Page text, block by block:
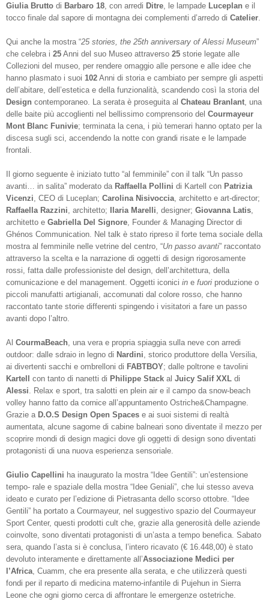
Giulia Brutto di Barbaro 18, con arredi Ditre, le lampade Luceplan e il
tocco finale dal sapore di montagna dei complementi d’arredo di Catelier.
Qui anche la mostra “25 stories, the 25th anniversary of Alessi Museum”
che celebra i 25 Anni del suo Museo attraverso 25 storie legate alle
Collezioni del museo, per rendere omaggio alle persone e alle idee che
hanno plasmato i suoi 102 Anni di storia e cambiato per sempre gli aspetti
dell’abitare, dell’estetica e della funzionalità, scandendo così la storia del
Design contemporaneo. La serata è proseguita al Chateau Branlant, una
delle baite più accoglienti nel bellissimo comprensorio del Courmayeur
Mont Blanc Funivie; terminata la cena, i più temerari hanno optato per la
discesa sugli sci, accendendo la notte con grandi risate e le lampade
frontali.
Il giorno seguente è iniziato tutto “al femminile” con il talk “Un passo
avanti… in salita” moderato da Raffaella Pollini di Kartell con Patrizia
Vicenzi, CEO di Luceplan; Carolina Nisivoccia, architetto e art-director;
Raffaella Razzini, architetto; Ilaria Marelli, designer; Giovanna Latis,
architetto e Gabriella Del Signore, Founder & Managing Director di
Ghénos Communication. Nel talk è stato ripreso il forte tema sociale della
mostra al femminile nelle vetrine del centro, “Un passo avanti” raccontato
attraverso la scelta e la narrazione di oggetti di design rigorosamente
rossi, fatta dalle professioniste del design, dell’architettura, della
comunicazione e del management. Oggetti iconici in e fuori produzione o
piccoli manufatti artigianali, accomunati dal colore rosso, che hanno
raccontato tante storie differenti spingendo i visitatori a fare un passo
avanti dopo l’altro.
Al CourmaBeach, una vera e propria spiaggia sulla neve con arredi
outdoor: dalle sdraio in legno di Nardini, storico produttore della Versilia,
ai divertenti sacchi e ombrelloni di FABTBOY; dalle poltrone e tavolini
Kartell
con tanto di nanetti di Philippe Stack al Juicy Salif XXL di
Alessi. Relax e sport, tra salotti en plein air e il campo da snow-beach
volley hanno fatto da cornice all’appuntamento Ostriche&Champagne.
Grazie a D.O.S Design Open Spaces e ai suoi sistemi di realtà
aumentata, alcune sagome di cabine balneari sono diventate il mezzo per
scoprire mondi di design magici dove gli oggetti di design sono diventati
protagonisti di una nuova esperienza sensoriale.
Giulio Capellini ha inaugurato la mostra “Idee Gentili”: un’estensione
tempo- rale e spaziale della mostra “Idee Geniali”, che lui stesso aveva
ideato e curato per l’edizione di Pietrasanta dello scorso ottobre. “Idee
Gentili” ha portato a Courmayeur, nel suggestivo spazio del Courmayeur
Sport Center, questi prodotti cult che, grazie alla generosità delle aziende
coinvolte, sono diventati protagonisti di un’asta a tempo benefica. Sabato
sera, quando l’asta si è conclusa, l’intero ricavato (€ 16.448,00) è stato
devoluto interamente e direttamente all’Associazione Medici per
l’Africa, Cuamm, che era presente alla serata, e che utilizzerà questi
fondi per il reparto di medicina materno-infantile di Pujehun in Sierra
Leone che ogni giorno cerca di affrontare le emergenze ostetriche.